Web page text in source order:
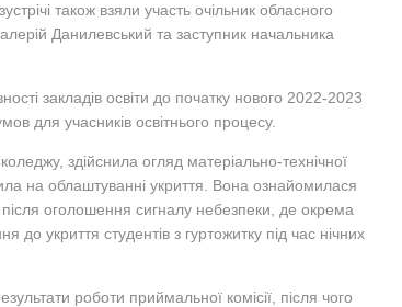
також взяли участь очільник обласного
Данилевський та заступник начальника
закладів освіти до початку нового 2022-2023
для учасників освітнього процесу.
здійснила огляд матеріально-технічної
на облаштуванні укриття. Вона ознайомилася
після оголошення сигналу небезпеки, де окрема
укриття студентів з гуртожитку під час нічних
роботи приймальної комісії, після чого